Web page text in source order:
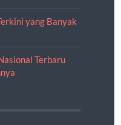
yang Banyak
Terbaru